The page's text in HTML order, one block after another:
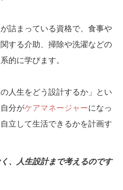
詰まっている資格で、食事や
する介助、掃除や洗濯などの
的に学びます。
人生をどう設計するか」とい
分がケアマネージャーになっ
立して生活できるかを計画す
、人生設計まで考えるのです